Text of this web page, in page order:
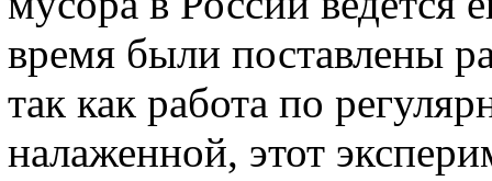
время были поставлены
так как работа по
налаженной, этот